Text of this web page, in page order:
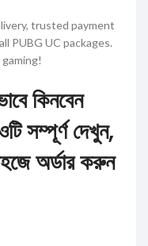
trusted payment
PUBG UC packages.
কিনবেন
সম্পূর্ণ দেখুন,
অর্ডার করুন